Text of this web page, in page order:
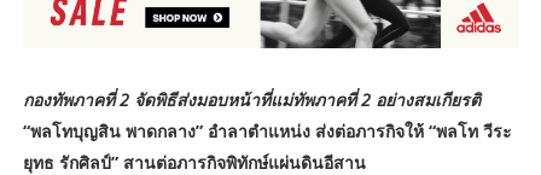
กองทัพภาคที่ 2 จัดพิธีส่งมอบหน้าที่แม่ทัพภาคที่ 2 อย่างสมเกียรติ
“พลโทบุญสิน พาดกลาง” อำลาตำแหน่ง ส่งต่อภารกิจให้ “พลโท วีระ
ยุทธ รักศิลป์” สานต่อภารกิจพิทักษ์แผ่นดินอีสาน